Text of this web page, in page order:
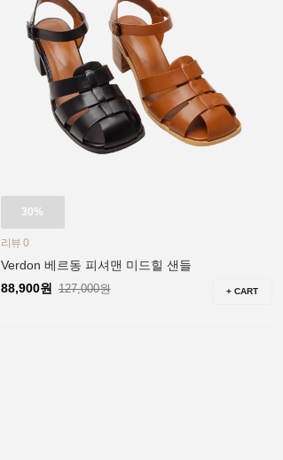
30%
리뷰 0
Verdon 베르동 피셔맨 미드힐 샌들
88,900원
127,000원 + CART